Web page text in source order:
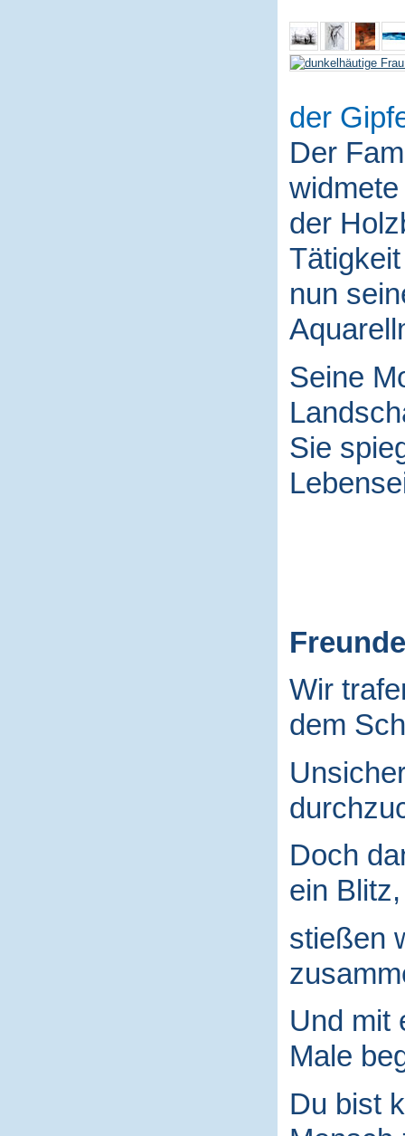
der
Der
der
nun
Seine
Sie
Freunde
Wir
dem
Doch
ein Blitz,
stießen
Und mit
Male
Du bist